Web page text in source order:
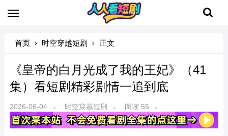
首页 时空穿越短剧 正文
《皇帝的白月光成了我的王妃》（41
集）看短剧精彩剧情一追到底
2026-06-04 时空穿越短剧 阅读 55